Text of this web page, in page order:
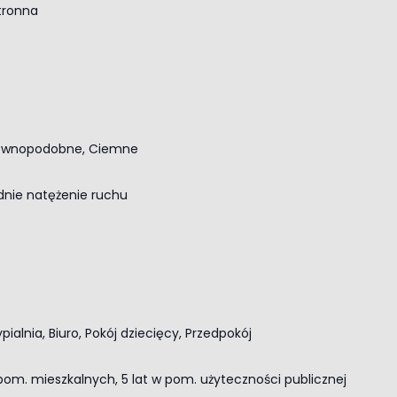
Ciemne
natężenie ruchu
Biuro, Pokój dziecięcy, Przedpokój
mieszkalnych, 5 lat w pom. użyteczności publicznej